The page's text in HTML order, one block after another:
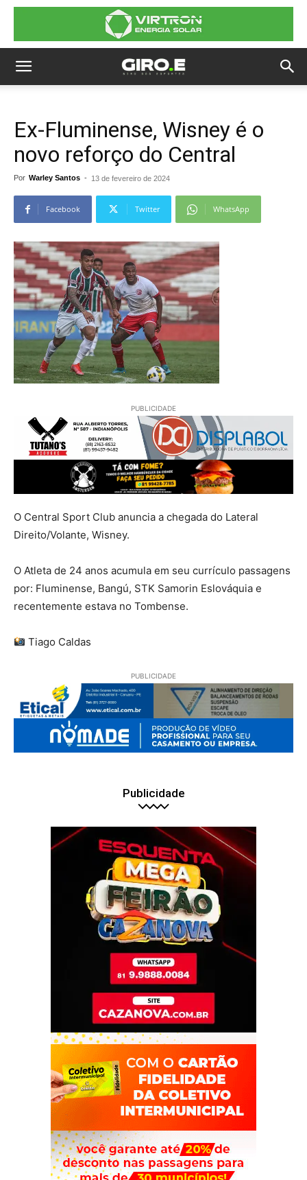
Ex-Fluminense, Wisney é o
novo reforço do Central
Por Warley Santos - 13 de fevereiro de 2024
Facebook Twitter WhatsApp
PUBLICIDADE
O Central Sport Club anuncia a chegada do Lateral
Direito/Volante, Wisney.
O Atleta de 24 anos acumula em seu currículo passagens
por: Fluminense, Bangú, STK Samorin Eslováquia e
recentemente estava no Tombense.
Tiago Caldas
PUBLICIDADE
Publicidade